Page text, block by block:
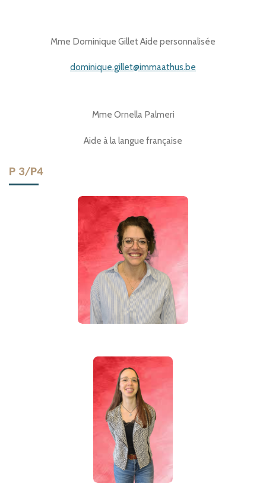
Mme Dominique Gillet Aide personnalisée
dominique.gillet@immaathus.be
Mme Ornella Palmeri
Aide à la langue française
P 3/P4